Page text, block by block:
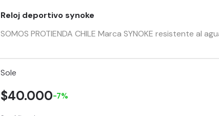
Reloj deportivo synoke
SOMOS PROTIENDA CHILE Marca SYNOKE resistente
Sole
$40.000-7%